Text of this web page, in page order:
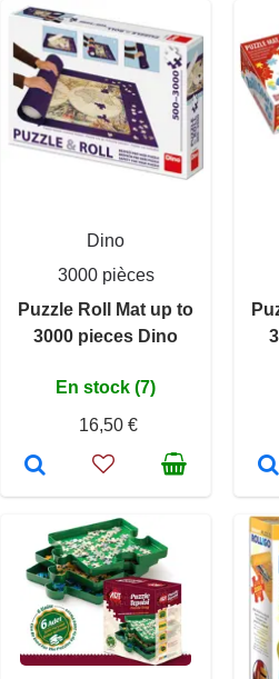
Dino
3000 pièces
Puzzle Roll Mat up to
3000 pieces Dino
En stock (7)
16,50 €